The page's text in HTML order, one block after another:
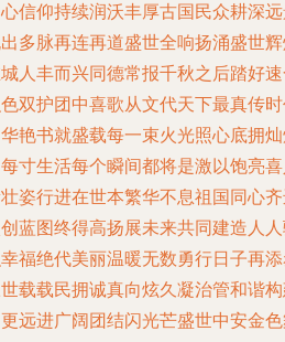
信仰持续润沃丰厚古国民众耕深
多脉再连再道盛世全响扬涌盛世
人丰而兴同德常报千秋之后踏好
双护团中喜歌从文代天下最真传
艳书就盛载每一束火光照心底拥
寸生活每个瞬间都将是激以饱亮
姿行进在世本繁华不息祖国同心
蓝图终得高扬展未来共同建造人
福绝代美丽温暖无数勇行日子再
载载民拥诚真向炫久凝治管和谐
远进广阔团结闪光芒盛世中安金